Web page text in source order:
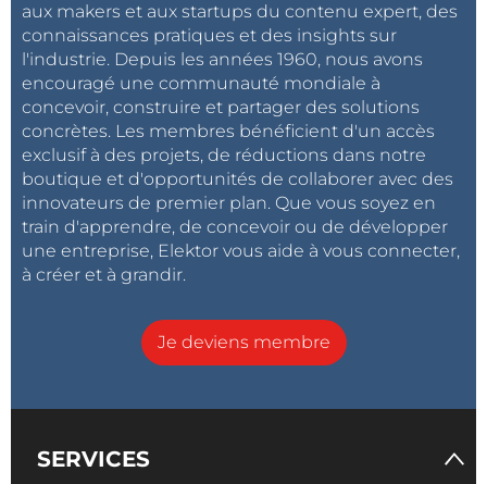
aux makers et aux startups du contenu expert, des
connaissances pratiques et des insights sur
l'industrie. Depuis les années 1960, nous avons
encouragé une communauté mondiale à
concevoir, construire et partager des solutions
concrètes. Les membres bénéficient d'un accès
exclusif à des projets, de réductions dans notre
boutique et d'opportunités de collaborer avec des
innovateurs de premier plan. Que vous soyez en
train d'apprendre, de concevoir ou de développer
une entreprise, Elektor vous aide à vous connecter,
à créer et à grandir.
Je deviens membre
SERVICES